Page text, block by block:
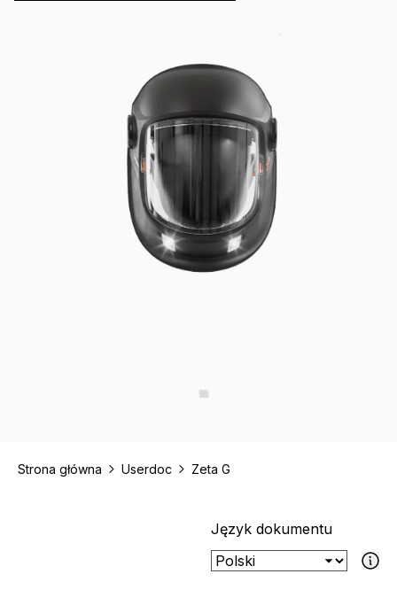
Strona główna Userdoc Zeta G
Język dokumentu
Jeśli